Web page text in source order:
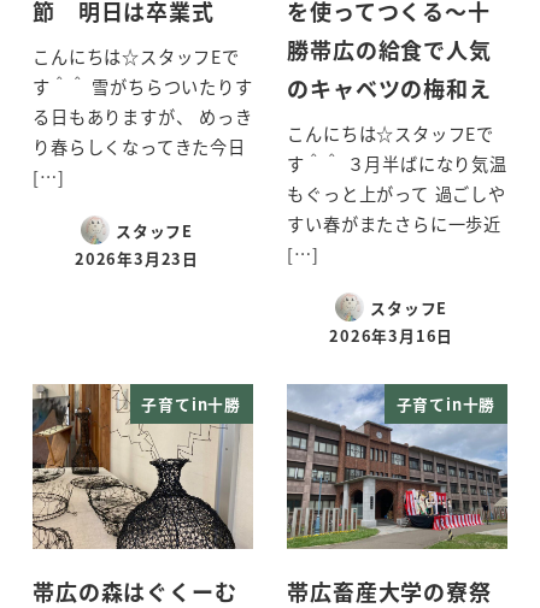
節 明日は卒業式
こんにちは☆スタッフEで
す＾＾ 雪がちらついたりす
る日もありますが、 めっき
り春らしくなってきた今日
[…]
スタッフE
投稿日
2026年3月23日
を使ってつくる～十
勝帯広の給食で人気
のキャベツの梅和え
こんにちは☆スタッフEで
す＾＾ ３月半ばになり気温
もぐっと上がって 過ごしや
すい春がまたさらに一歩近
[…]
スタッフE
投稿日
2026年3月16日
子育てin十勝
帯広の森はぐくーむ
子育てin十勝
帯広畜産大学の寮祭